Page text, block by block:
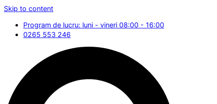
Skip to content
Program de lucru: luni - vineri 08:00 - 16:00
0265 553 246